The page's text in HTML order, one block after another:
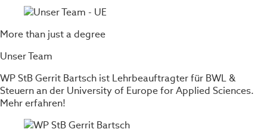
More than just a degree
Unser Team
WP StB Gerrit Bartsch ist Lehrbeauftragter für BWL &
Steuern an der University of Europe for Applied Sciences.
Mehr erfahren!